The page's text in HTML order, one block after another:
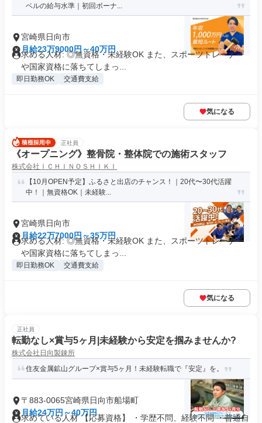
ベルの給与水準｜初回ボーナ...
宮崎県日向市
月給23万9000円～40万円
求める人材: ◎無資格・未経験OK また、スポーツトレーナー
や国家資格に落ちてしまっ...
即日勤務OK 交通費支給
気になる
正社員
《オープニング》整骨院・整体院での施術スタッフ
株式会社ＩＣＨＩＮＯＳＨＩＫＩ
【10月OPEN予定】ふるさと出店のチャンス！｜20代〜30代活躍
中！｜無資格OK｜未経験...
宮崎県日向市
月給22万7000円～35万円
求める人材: ◎無資格・未経験OK また、スポーツトレーナー
や国家資格に落ちてしまっ...
即日勤務OK 交通費支給
気になる
正社員
転勤なし×賞与5ヶ月|未経験から安定を掴みませんか?
株式会社日向製錬所
住友金属鉱山グループ×賞与5ヶ月！未経験転職で『安定』を。
〒883-0065宮崎県日向市船場町
月給24万円～40万円
求めている人材 【応募資格】 ・学歴不問、経験不問 ・普通自